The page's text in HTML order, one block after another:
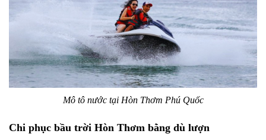
Mô tô nước tại Hòn Thơm Phú Quốc
Chi phục bầu trời Hòn Thơm bằng dù lượn